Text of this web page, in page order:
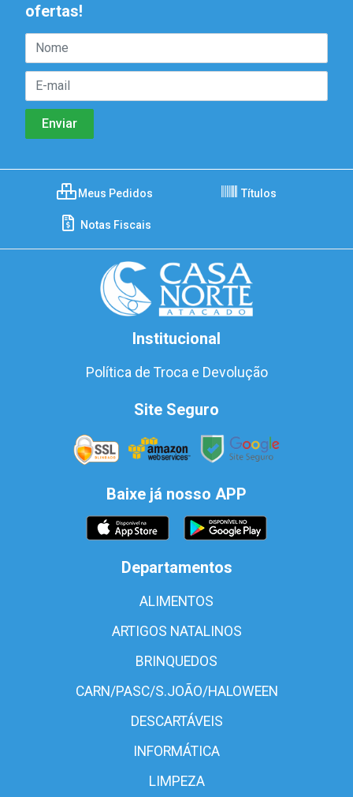
ofertas!
Meus Pedidos Títulos
Notas Fiscais
Institucional
Política de Troca e Devolução
Site Seguro
Baixe já nosso APP
Departamentos
ALIMENTOS
ARTIGOS NATALINOS
BRINQUEDOS
CARN/PASC/S.JOÃO/HALOWEEN
DESCARTÁVEIS
INFORMÁTICA
LIMPEZA